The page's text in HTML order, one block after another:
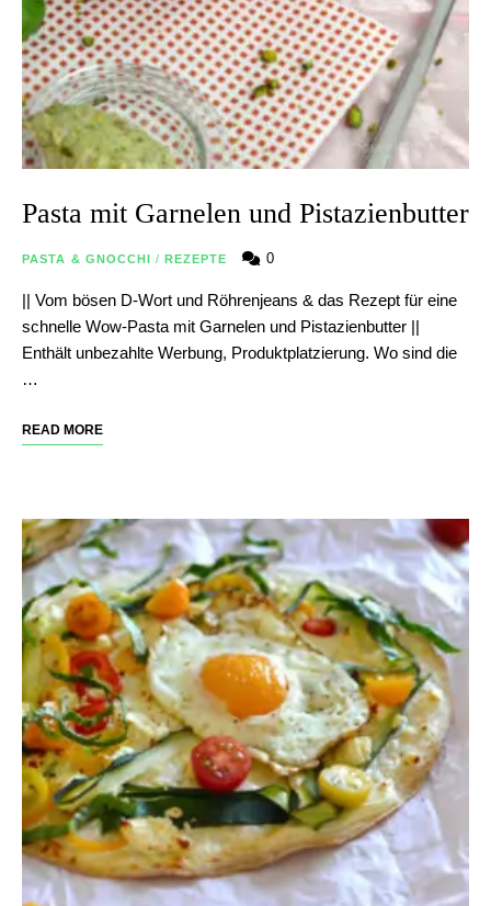
Pasta mit Garnelen und Pistazienbutter
PASTA & GNOCCHI / REZEPTE 0
|| Vom bösen D-Wort und Röhrenjeans & das Rezept für eine
schnelle Wow-Pasta mit Garnelen und Pistazienbutter ||
Enthält unbezahlte Werbung, Produktplatzierung. Wo sind die
…
READ MORE